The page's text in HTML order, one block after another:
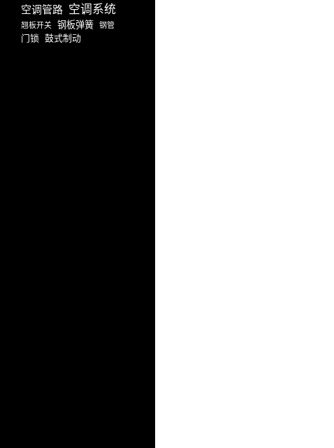
空调管路 空调系统
翘板开关 钢板弹簧 钢管
门锁 鼓式制动